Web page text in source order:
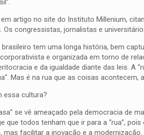
artigo no site do Instituto Millenium,
Os congressistas, jornalistas e
brasileiro tem uma longa história, bem
e organizada em torno de
e da igualdade diante das leis. A
Mas é na rua que as coisas
essa cultura?
se vê ameaçado pela democracia de
que todos tenham que ir para a “rua”,
mas facilitar a inovação e a modernização.